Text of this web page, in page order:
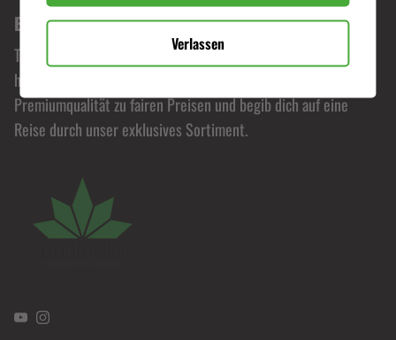
BONORUM PREMIUM HEMP SHOP
Tauche ein in die Welt von Bonorum, wo Leidenschaft für
hochwertige Hanfprodukte zelebriert wird. Erlebe
Premiumqualität zu fairen Preisen und begib dich auf eine
Reise durch unser exklusives Sortiment.
YouTubeInstagram
Verlassen